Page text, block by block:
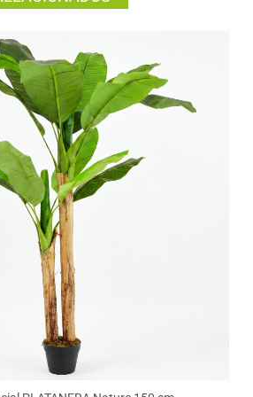
temáticas.
SIN CUIDADOS
Bonervaestá diseñada con
para ofrecer un acabado
materiales de calidad permiten
vegetal duradero sin
tronco natural
al incorporar un elemento
las plagas o las podas
un paño húmedo
mantener su aspecto